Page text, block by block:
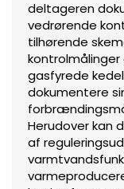
deltageren
vedrørende
tilhørende
gasfyrede
dokumentere
Herudover kan
af